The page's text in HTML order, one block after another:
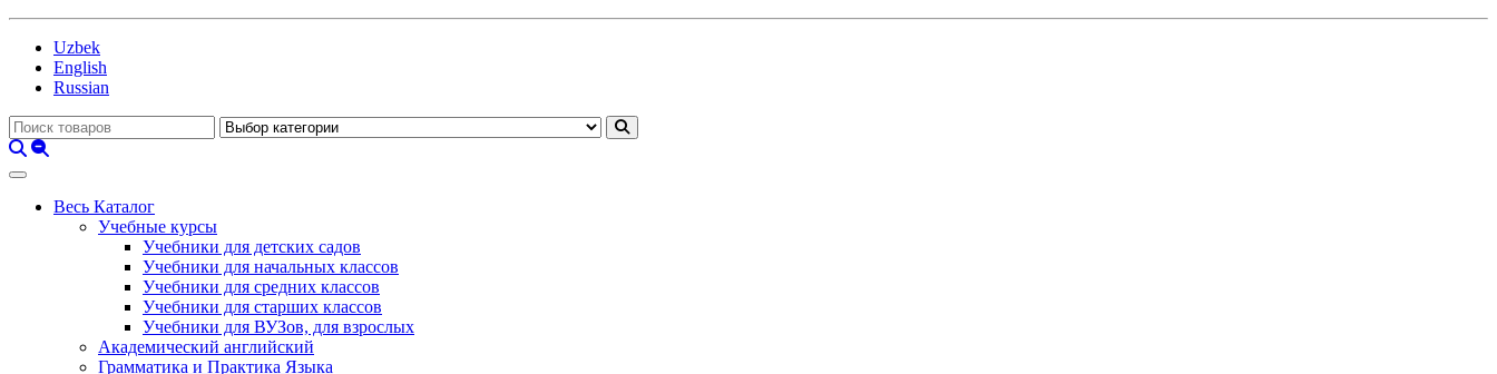
Uzbek
English
Russian
Весь Каталог
Учебные курсы
Учебники для детских садов
Учебники для начальных классов
Учебники для средних классов
Учебники для старших классов
Учебники для ВУЗов, для взрослых
Академический английский
Грамматика и Практика Языка